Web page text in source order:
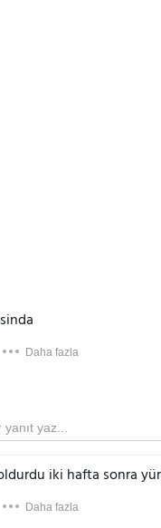
Daha fazla
iki hafta sonra
Daha fazla